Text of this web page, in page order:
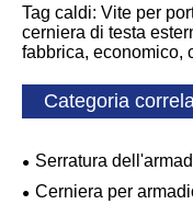
Tag caldi: Vite per
cerniera di testa
fabbrica, economico,
Categoria
Serratura
Cerniera per